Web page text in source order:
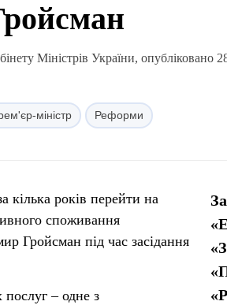
Міністрів України, опубліковано
міністр Реформи
кілька років перейти на
споживання
Гройсман під час засідання
послуг – одне з